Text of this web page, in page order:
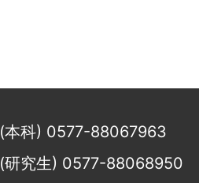
(本科) 0577-88067963
(研究生) 0577-88068950